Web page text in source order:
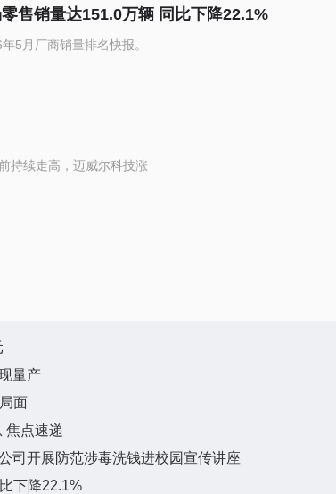
售销量达151.0万辆 同比下降22.1%
5月厂商销量排名快报。
持续走高，迈威尔科技涨
量产
面
焦点速递
司开展防范涉毒洗钱进校园宣传讲座
下降22.1%